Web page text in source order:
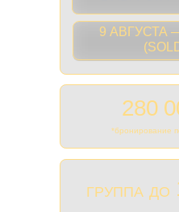
*бронирование
280
ДО
ГРУППА
9 АВГУСТА